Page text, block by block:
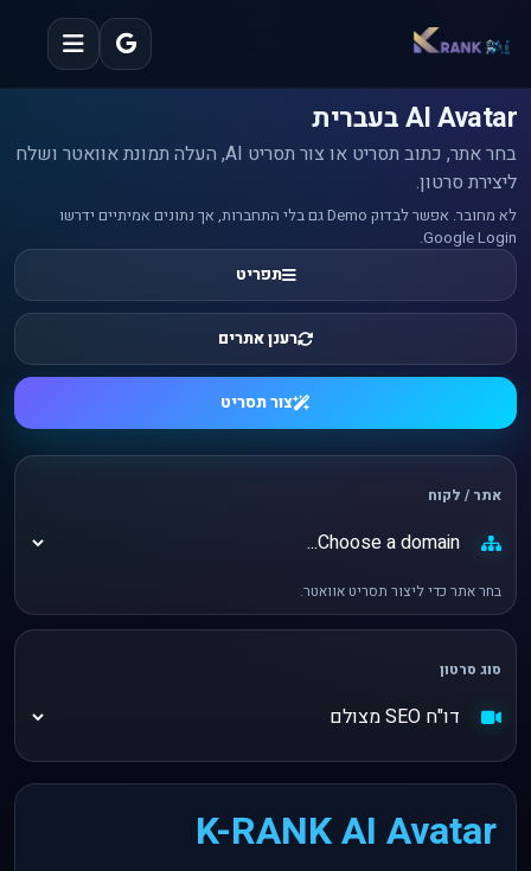
AI Avatar בעברית
בחר אתר, כתוב תסריט או צור תסריט AI, העלה תמונת אוואטר ושלח
ליצירת סרטון.
לא מחובר. אפשר לבדוק Demo גם בלי התחברות, אך נתונים אמיתיים ידרשו
Google Login.
תפריט
רענן אתרים
צור תסריט
אתר / לקוח
בחר אתר כדי ליצור תסריט אוואטר.
סוג סרטון
K-RANK AI Avatar